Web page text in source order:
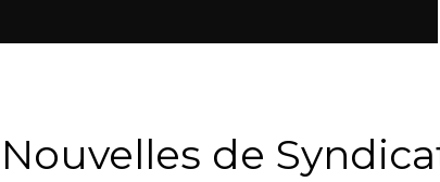
Nouvelles de